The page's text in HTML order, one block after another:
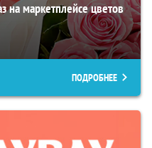
на маркетплейсе цветов
ПОДРОБНЕЕ